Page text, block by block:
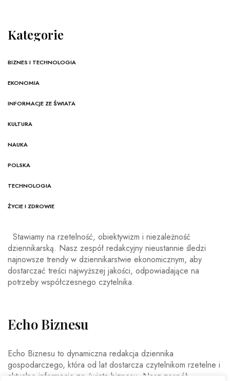
Kategorie
BIZNES I TECHNOLOGIA
EKONOMIA
INFORMACJE ZE ŚWIATA
KULTURA
NAUKA
POLSKA
TECHNOLOGIA
ŻYCIE I ZDROWIE
Stawiamy na rzetelność, obiektywizm i niezależność
dziennikarską. Nasz zespół redakcyjny nieustannie śledzi
najnowsze trendy w dziennikarstwie ekonomicznym, aby
dostarczać treści najwyższej jakości, odpowiadające na
potrzeby współczesnego czytelnika.
Echo Biznesu
Echo Biznesu to dynamiczna redakcja dziennika
gospodarczego, która od lat dostarcza czytelnikom rzetelne i
aktualne informacje ze świata biznesu. Nasz zespół